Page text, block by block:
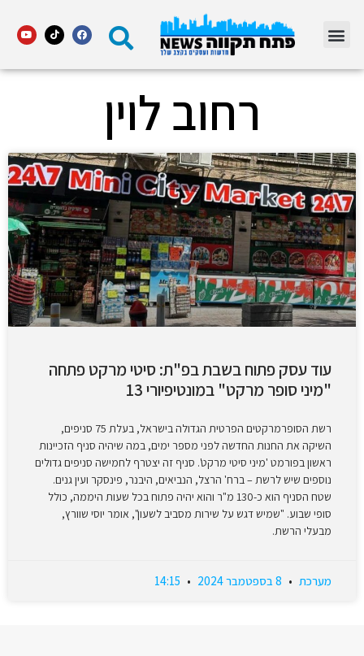
רחוב לוין
עוד עסק פתוח בשבת בפ"ת: סיטי מרקט פתחה
"מיני סופר מרקט" במונטיפיורי 13
רשת הסופרמרקטים הפרטית הגדולה בישראל, בעלת 75 סניפים,
השיקה את החנות החדשה לפני מספר ימים, במה שיהיה סניף הזכיינות
ראשון בפורמט 'מיני סיטי מרקט'. סניף זה יצטרף לחמישה סניפים גדולים
נוספים שיש לרשת – ברח' הרצל, הנביאים, היבנר, פינסקר ועין גנים.
שטח הסניף הוא כ-130 מ"ר והוא יהיה פתוח בכל שעות היממה, כולל
סופי שבוע. "שמיש דגש על שירות מסביב לשעון", אומר יוסי שוורץ,
מבעלי הרשת.
מערכת